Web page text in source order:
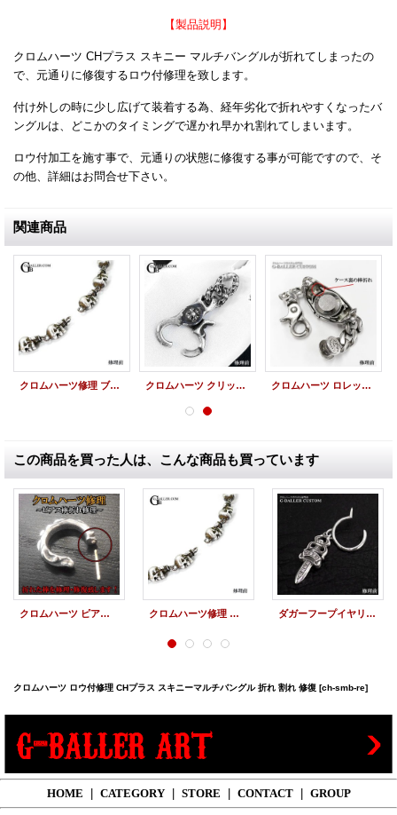
【製品説明】
クロムハーツ CHプラス スキニー マルチバングルが折れてしまったの
で、元通りに修復するロウ付修理を致します。
付け外しの時に少し広げて装着する為、経年劣化で折れやすくなったバ
ングルは、どこかのタイミングで遅かれ早かれ割れてしまいます。
ロウ付加工を施す事で、元通りの状態に修復する事が可能ですので、そ
の他、詳細はお問合せ下さい。
関連商品
クロムハーツ修理 ブレスレット FOTI フォティデルフィーノ タイニー ロウ付修理 クロムハーツ クリップ バネ 修理 ファンシークロス ショート キーリング クロムハーツ ロレックス ウォッチケース 棒折れ 修理
この商品を買った人は、こんな商品も買っています
クロムハーツ ピアス ポスト折れ ロウ付加工 クロムハーツ修理 ブレスレット FOTI フォティデルフィーノ タイニー ロウ付修理 ダガーフープイヤリング ポスト折れ ロウ付加工 クロムハーツ修理
クロムハーツ ロウ付修理 CHプラス スキニーマルチバングル 折れ 割れ 修復 [ch-smb-re]
HOME | CATEGORY | STORE | CONTACT | GROUP